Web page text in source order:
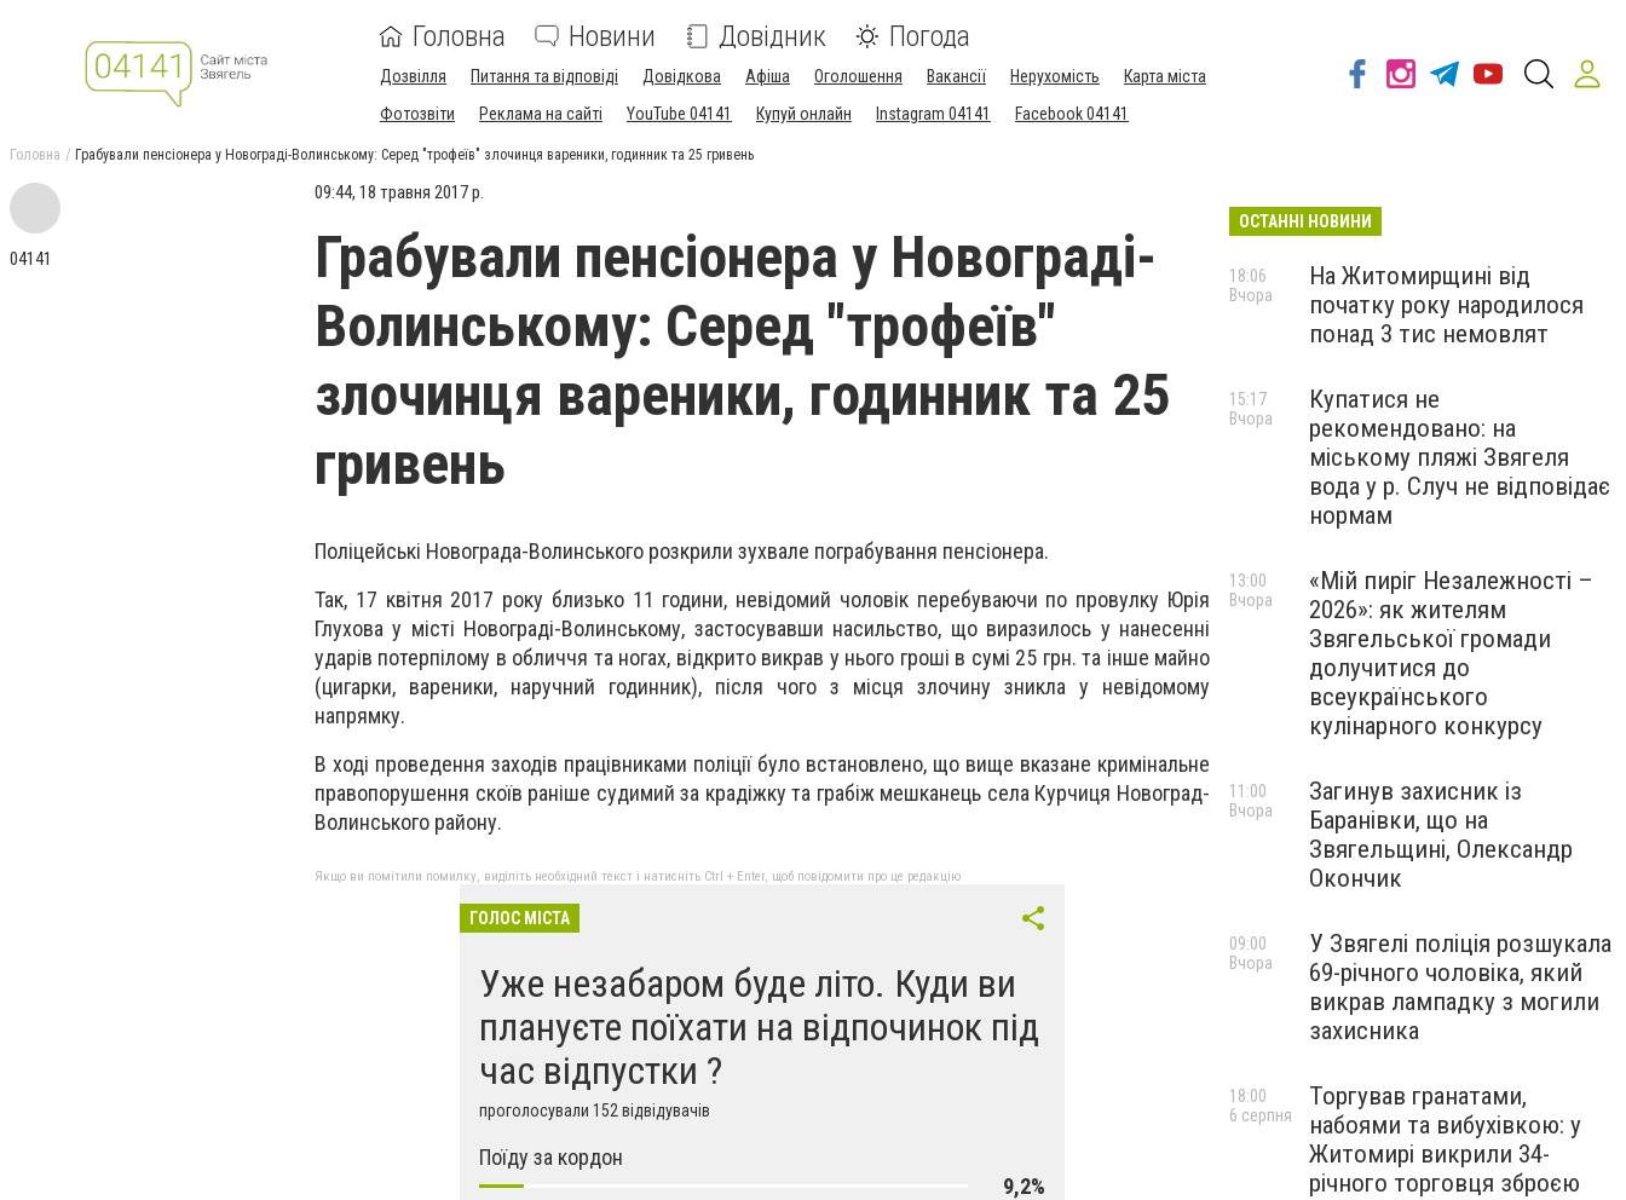
Головна Новини Довідник Погода
Дозвілля Питання та відповіді Довідкова Афіша Оголошення Вакансії Нерухомість
Карта міста
Фотозвіти
Реклама на сайті YouTube 04141 Купуй онлайн Instagram 04141 Facebook 04141
Головна Грабували пенсіонера у Новограді-Волинському: Серед "трофеїв" злочинця вареники, годинник та 25 гривень
04141
09:44, 18 травня 2017 р.
Грабували пенсіонера у Новограді-
Волинському: Серед "трофеїв"
злочинця вареники, годинник та 25
гривень
Поліцейські Новограда-Волинського розкрили зухвале пограбування пенсіонера.
Так, 17 квітня 2017 року близько 11 години, невідомий чоловік перебуваючи по провулку Юрія
Глухова у місті Новограді-Волинському, застосувавши насильство, що виразилось у нанесенні
ударів потерпілому в обличчя та ногах, відкрито викрав у нього гроші в сумі 25 грн. та інше майно
(цигарки, вареники, наручний годинник), після чого з місця злочину зникла у невідомому
напрямку.
В ході проведення заходів працівниками поліції було встановлено, що вище вказане кримінальне
правопорушення скоїв раніше судимий за крадіжку та грабіж мешканець села Курчиця Новоград-
Волинського району.
Якщо ви помітили помилку, виділіть необхідний текст і натисніть Ctrl + Enter, щоб повідомити про це редакцію
ГОЛОС МІСТА
Уже незабаром буде літо. Куди ви
плануєте поїхати на відпочинок під
час відпустки ?
проголосували 152 відвідувачів
Поїду за кордон
9,2%
ОСТАННІ НОВИНИ
На Житомирщині від
початку року народилося
понад 3 тис немовлят
18:06
Вчора
Купатися не
рекомендовано: на
міському пляжі Звягеля
вода у р. Случ не відповідає
нормам
15:17
Вчора
«Мій пиріг Незалежності –
2026»: як жителям
Звягельської громади
долучитися до
всеукраїнського
кулінарного конкурсу
13:00
Вчора
Загинув захисник із
Баранівки, що на
Звягельщині, Олександр
Окончик
11:00
Вчора
У Звягелі поліція розшукала
69-річного чоловіка, який
викрав лампадку з могили
захисника
09:00
Вчора
Торгував гранатами,
набоями та вибухівкою: у
Житомирі викрили 34-
річного торговця зброєю
18:00
6 серпня